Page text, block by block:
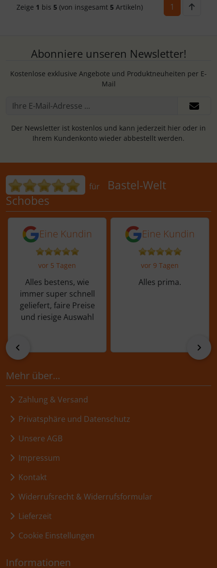
Zeige 1 bis 5 (von insgesamt 5 Artikeln) 1
Abonniere unseren Newsletter!
Kostenlose exklusive Angebote und Produktneuheiten per E-
Mail
Der Newsletter ist kostenlos und kann jederzeit hier oder in
Ihrem Kundenkonto wieder abbestellt werden.
Bewertungen für Bastel-Welt
für
Bastel-Welt
Schobes
5 von 5 Sternen von einer Kundin vor
Eine Kundin
vor 5 Tagen
Alles bestens, wie
immer super schnell
geliefert, faire Preise
und riesige Auswahl
5 von 5 Sternen
Eine Kundin
vor 9 Tagen
Alles prima.
vor
Mehr über...
Zahlung & Versand
Privatsphäre und Datenschutz
Unsere AGB
Impressum
Kontakt
Widerrufsrecht & Widerrufsformular
Lieferzeit
Cookie Einstellungen
Informationen